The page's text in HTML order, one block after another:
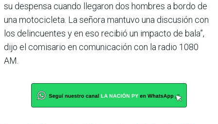
su despensa cuando llegaron dos hombres a bordo de
una motocicleta. La señora mantuvo una discusión con
los delincuentes y en eso recibió un impacto de bala”,
dijo el comisario en comunicación con la radio 1080
AM.